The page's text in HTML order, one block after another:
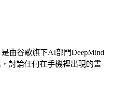
由谷歌旗下AI部門DeepMind
討論任何在手機裡出現的畫